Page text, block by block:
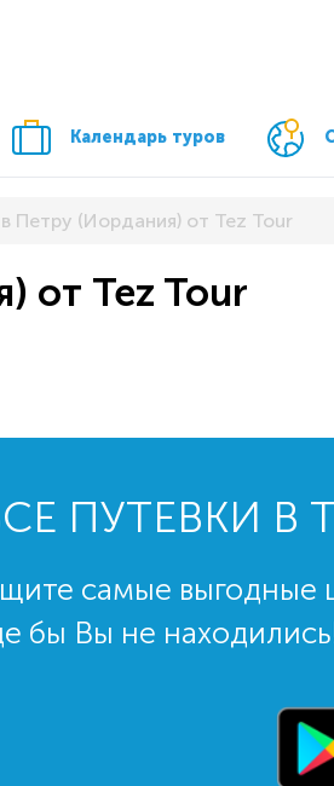
Календарь туров
Петру (Иордания) от Tez Tour
от Tez Tour
ПУТЕВКИ В
самые выгодные
бы Вы не